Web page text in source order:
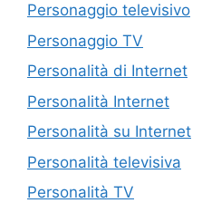
Personaggio televisivo
Personaggio TV
Personalità di Internet
Personalità Internet
Personalità su Internet
Personalità televisiva
Personalità TV